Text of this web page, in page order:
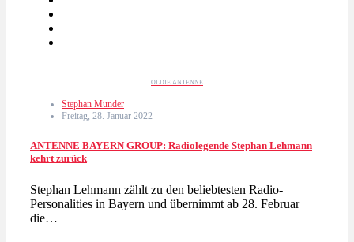
OLDIE ANTENNE
Stephan Munder
Freitag, 28. Januar 2022
ANTENNE BAYERN GROUP: Radiolegende Stephan Lehmann
kehrt zurück
Stephan Lehmann zählt zu den beliebtesten Radio-
Personalities in Bayern und übernimmt ab 28. Februar
die…